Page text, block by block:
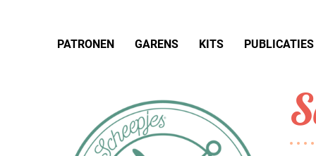
PATRONEN GARENS KITS PUBLICATIES